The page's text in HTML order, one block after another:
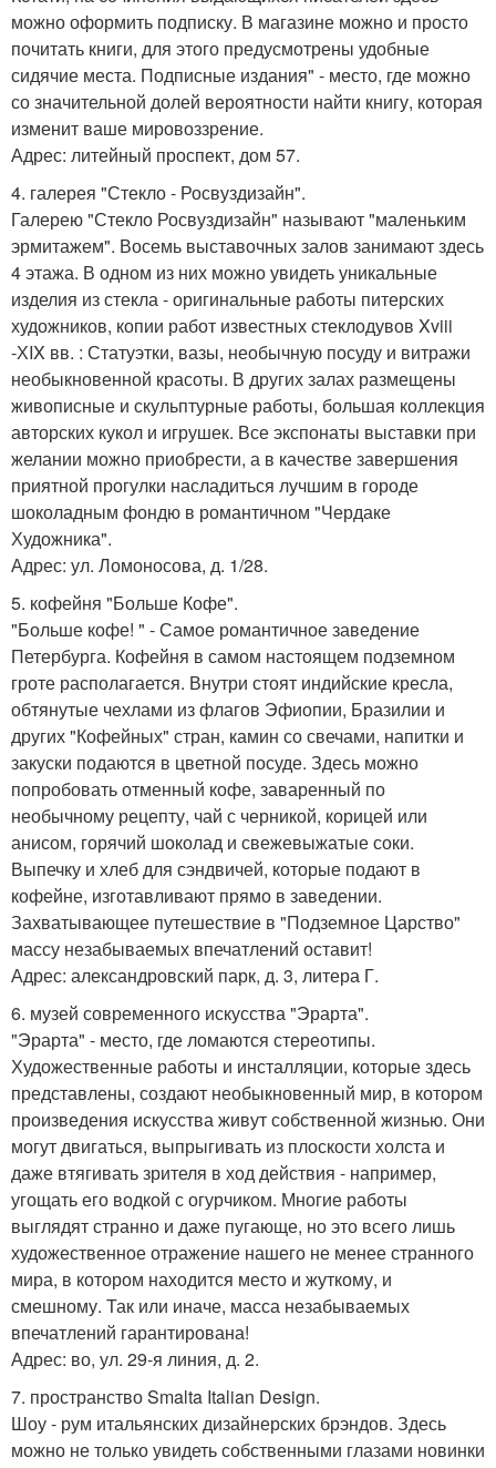
можно оформить подписку. В магазине можно и просто
почитать книги, для этого предусмотрены удобные
сидячие места. Подписные издания" - место, где можно
со значительной долей вероятности найти книгу, которая
изменит ваше мировоззрение.
Адрес: литейный проспект, дом 57.
4. галерея "Стекло - Росвуздизайн".
Галерею "Стекло Росвуздизайн" называют "маленьким
эрмитажем". Восемь выставочных залов занимают здесь
4 этажа. В одном из них можно увидеть уникальные
изделия из стекла - оригинальные работы питерских
художников, копии работ известных стеклодувов Xviii
-ХIX вв. : Статуэтки, вазы, необычную посуду и витражи
необыкновенной красоты. В других залах размещены
живописные и скульптурные работы, большая коллекция
авторских кукол и игрушек. Все экспонаты выставки при
желании можно приобрести, а в качестве завершения
приятной прогулки насладиться лучшим в городе
шоколадным фондю в романтичном "Чердаке
Художника".
Адрес: ул. Ломоносова, д. 1/28.
5. кофейня "Больше Кофе".
"Больше кофе! " - Самое романтичное заведение
Петербурга. Кофейня в самом настоящем подземном
гроте располагается. Внутри стоят индийские кресла,
обтянутые чехлами из флагов Эфиопии, Бразилии и
других "Кофейных" стран, камин со свечами, напитки и
закуски подаются в цветной посуде. Здесь можно
попробовать отменный кофе, заваренный по
необычному рецепту, чай с черникой, корицей или
анисом, горячий шоколад и свежевыжатые соки.
Выпечку и хлеб для сэндвичей, которые подают в
кофейне, изготавливают прямо в заведении.
Захватывающее путешествие в "Подземное Царство"
массу незабываемых впечатлений оставит!
Адрес: александровский парк, д. 3, литера Г.
6. музей современного искусства "Эрарта".
"Эрарта" - место, где ломаются стереотипы.
Художественные работы и инсталляции, которые здесь
представлены, создают необыкновенный мир, в котором
произведения искусства живут собственной жизнью. Они
могут двигаться, выпрыгивать из плоскости холста и
даже втягивать зрителя в ход действия - например,
угощать его водкой с огурчиком. Многие работы
выглядят странно и даже пугающе, но это всего лишь
художественное отражение нашего не менее странного
мира, в котором находится место и жуткому, и
смешному. Так или иначе, масса незабываемых
впечатлений гарантирована!
Адрес: во, ул. 29-я линия, д. 2.
7. пространство Smalta Italian Design.
Шоу - рум итальянских дизайнерских брэндов. Здесь
можно не только увидеть собственными глазами новинки